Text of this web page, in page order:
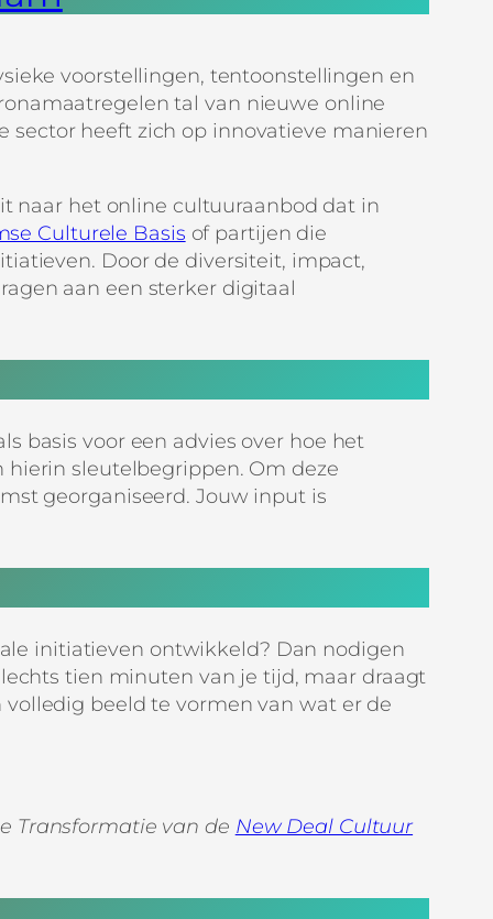
voorstellingen, tentoonstellingen en
tal van nieuwe online
sector heeft zich op innovatieve manieren
naar het online cultuuraanbod dat in
Culturele Basis of partijen die
Door de diversiteit, impact,
aan een sterker digitaal
basis voor een advies over hoe het
sleutelbegrippen. Om deze
georganiseerd. Jouw input is
initiatieven ontwikkeld? Dan nodigen
tien minuten van je tijd, maar draagt
beeld te vormen van wat er de
Transformatie van de New Deal Cultuur